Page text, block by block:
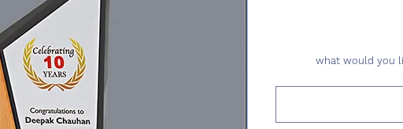
what would you